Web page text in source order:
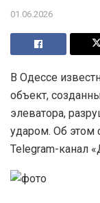
01.06.2026
В Одессе
объект,
элеватора,
ударом. Об этом
Telegram-канал